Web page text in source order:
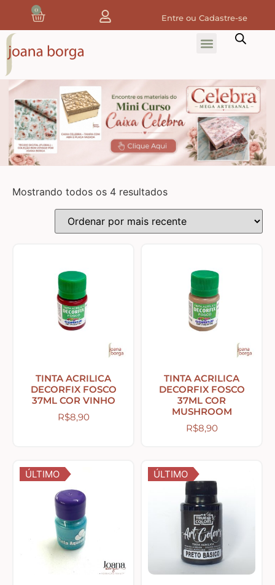
0
Entre ou Cadastre-se
Home
Tecidos
Tecidos de Natal
Tecidos Digitais e 3D
Tecidos com Desenhos de Painéis
Tecidos Estampados e Florais
Tecidos Estampas de Cozinha
MDF – CAIXAS E APLIQUES
Mostrando todos os 4 resultados
TINTA ACRILICA
DECORFIX FOSCO
37ML COR VINHO
R$8,90
TINTA ACRILICA
DECORFIX FOSCO
37ML COR
MUSHROOM
R$8,90
ÚLTIMO ÚLTIMO